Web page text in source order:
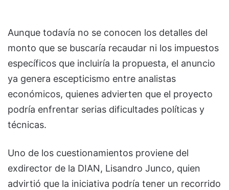
Aunque todavía no se conocen los detalles del
monto que se buscaría recaudar ni los impuestos
específicos que incluiría la propuesta, el anuncio
ya genera escepticismo entre analistas
económicos, quienes advierten que el proyecto
podría enfrentar serias dificultades políticas y
técnicas.
Uno de los cuestionamientos proviene del
exdirector de la DIAN, Lisandro Junco, quien
advirtió que la iniciativa podría tener un recorrido